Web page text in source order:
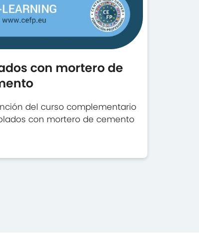
con mortero de
del curso complementario
con mortero de cemento